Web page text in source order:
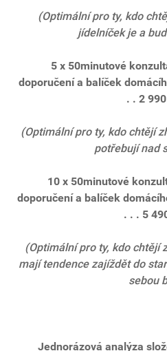
(Optimální pro ty, kdo
jídelníček je a
5 x 50minutové
doporučení a balíček
. . 2
(Optimální pro ty, kdo chtějí
potřebují nad
10 x 50minutové
doporučení a balíček
. . . 5
(Optimální pro ty, kdo chtějí
mají tendence zajíždět do
sebou
Jednorázová analýza